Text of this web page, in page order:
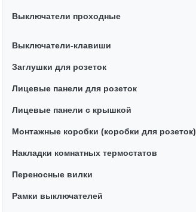
Выключатели проходные
Выключатели-клавиши
Заглушки для розеток
Лицевые панели для розеток
Лицевые панели с крышкой
Монтажные коробки (коробки для розеток)
Накладки комнатных термостатов
Переносные вилки
Рамки выключателей